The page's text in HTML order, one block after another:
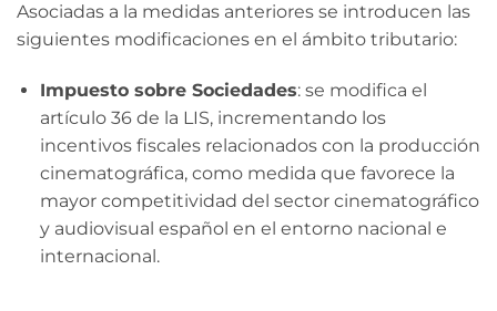
Asociadas a la medidas anteriores se introducen las
siguientes modificaciones en el ámbito tributario:
Impuesto sobre Sociedades: se modifica el
artículo 36 de la LIS, incrementando los
incentivos fiscales relacionados con la producción
cinematográfica, como medida que favorece la
mayor competitividad del sector cinematográfico
y audiovisual español en el entorno nacional e
internacional.